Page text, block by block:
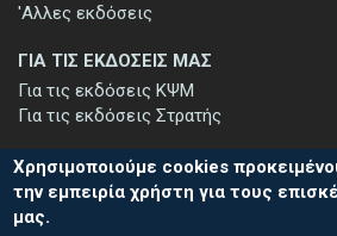
'Αλλες εκδόσεις
ΓΙΑ ΤΙΣ ΕΚΔΟΣΕΙΣ ΜΑΣ
Για τις εκδόσεις ΚΨΜ
Για τις εκδόσεις Στρατής
ΕΓΓΡΑΦΗ ΣΤΟ ΕΝΗΜΕΡΩΤΙΚΟ
Χρησιμοποιούμε cookies
την εμπειρία χρήστη για τους
μας.